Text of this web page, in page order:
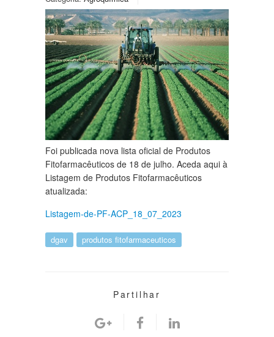
Foi publicada nova lista oficial de Produtos
Fitofarmacêuticos de 18 de julho. Aceda aqui à
Listagem de Produtos Fitofarmacêuticos
atualizada:
Listagem-de-PF-ACP_18_07_2023
dgav produtos fitofarmaceuticos
Partilhar